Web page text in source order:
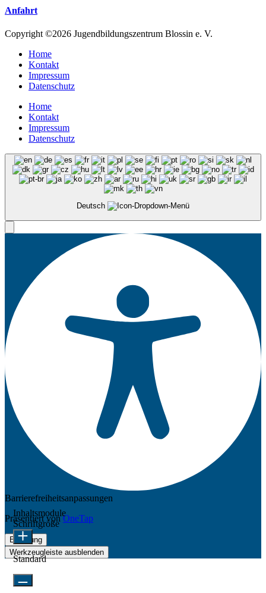
Anfahrt
Copyright ©2026 Jugendbildungszentrum Blossin e. V.
Home
Kontakt
Impressum
Datenschutz
Home
Kontakt
Impressum
Datenschutz
Deutsch
Barrierefreiheitsanpassungen
Präsentiert vonOneTap
Erklärung
Werkzeugleiste ausblenden
Inhaltsmodule
Schriftgröße
Standard